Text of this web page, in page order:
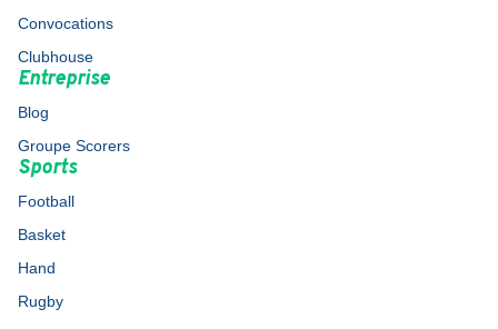
Convocations
Clubhouse
Entreprise
Blog
Groupe Scorers
Sports
Football
Basket
Hand
Rugby